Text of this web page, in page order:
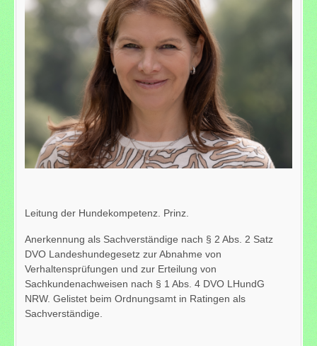
Leitung der Hundekompetenz. Prinz.
Anerkennung als Sachverständige nach § 2 Abs. 2 Satz
DVO Landeshundegesetz zur Abnahme von
Verhaltensprüfungen und zur Erteilung von
Sachkundenachweisen nach § 1 Abs. 4 DVO LHundG
NRW. Gelistet beim Ordnungsamt in Ratingen als
Sachverständige.